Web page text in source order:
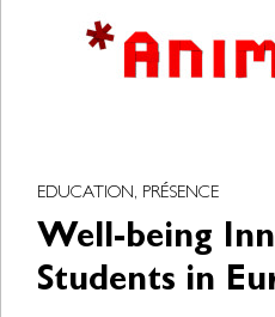
EDUCATION, PRÉSENCE
Well-being
Students in